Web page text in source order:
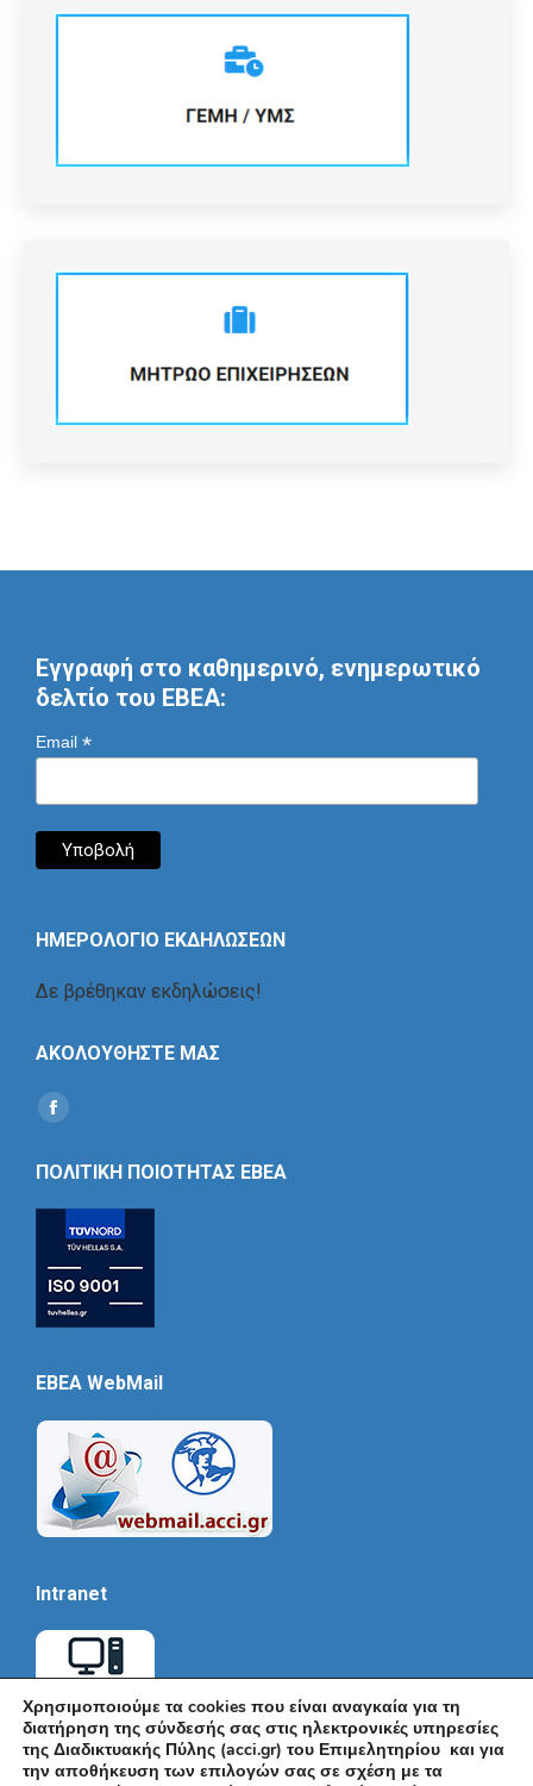
Εγγραφή στο καθημερινό, ενημερωτικό
δελτίο του ΕΒΕΑ:
Email *
ΗΜΕΡΟΛΟΓΙΟ ΕΚΔΗΛΩΣΕΩΝ
Δε βρέθηκαν εκδηλώσεις!
ΑΚΟΛΟΥΘΗΣΤΕ ΜΑΣ
Find us on:
Social
ΠΟΛΙΤΙΚΗ ΠΟΙΟΤΗΤΑΣ ΕΒΕΑ
EBEA WebMail
Intranet
Χρησιμοποιούμε τα cookies που είναι αναγκαία για τη
διατήρηση της σύνδεσής σας στις ηλεκτρονικές υπηρεσίες
της Διαδικτυακής Πύλης (acci.gr) του Επιμελητηρίου και για
την αποθήκευση των επιλογών σας σε σχέση με τα